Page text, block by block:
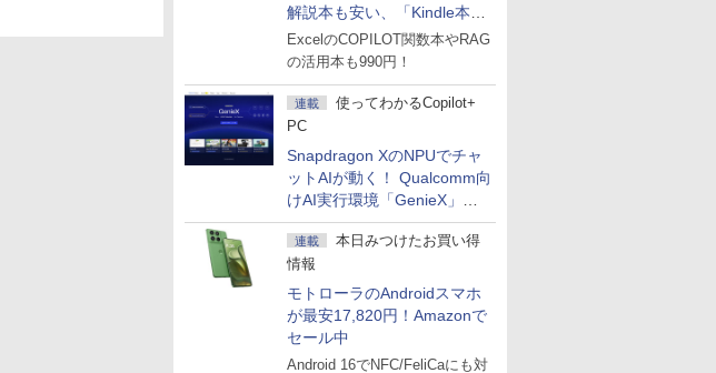
解説本も安い、「Kindle本サ
マーセール」第2弾開始！
ExcelのCOPILOT関数本やRAG
の活用本も990円！
連載
使ってわかるCopilot+
PC
Snapdragon XのNPUでチャ
ットAIが動く！ Qualcomm向
けAI実行環境「GenieX」を
試してみた
連載
本日みつけたお買い得
情報
モトローラのAndroidスマホ
が最安17,820円！Amazonで
セール中
Android 16でNFC/FeliCaにも対